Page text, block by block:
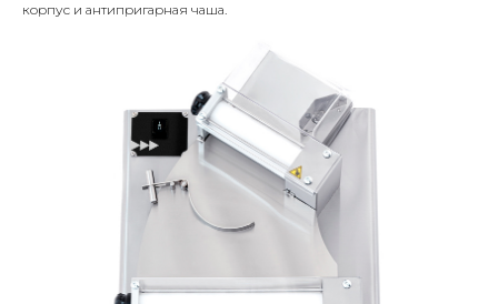
корпус и антипригарная чаша.